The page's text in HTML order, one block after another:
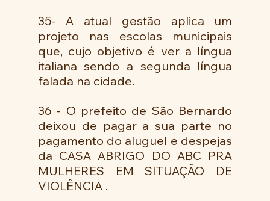
35- A atual gestão aplica um
projeto nas escolas municipais
que, cujo objetivo é ver a língua
italiana sendo a segunda língua
falada na cidade.
36 - O prefeito de São Bernardo
deixou de pagar a sua parte no
pagamento do aluguel e despejas
da CASA ABRIGO DO ABC PRA
MULHERES EM SITUAÇÃO DE
VIOLÊNCIA .